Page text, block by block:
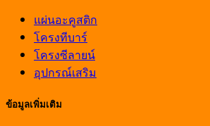
แผ่นอะคูสติก
โครงทีบาร์
โครงซีลายน์
อุปกรณ์เสริม
ข้อมูลเพิ่มเติม